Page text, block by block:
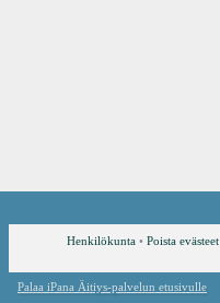
Henkilökunta • Poista evästeet
Palaa iPana Äitiys-palvelun etusivulle